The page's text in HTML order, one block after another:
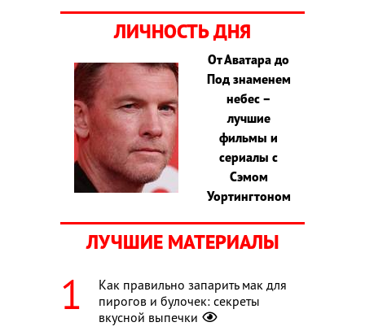
ЛИЧНОСТЬ ДНЯ
От Аватара до
Под знаменем
небес –
лучшие
фильмы и
сериалы с
Сэмом
Уортингтоном
ЛУЧШИЕ МАТЕРИАЛЫ
Как правильно запарить мак для
пирогов и булочек: секреты
вкусной выпечки